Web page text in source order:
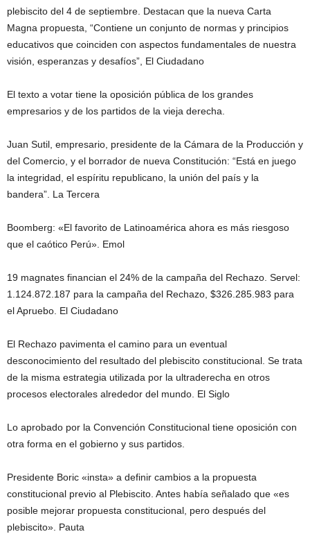
plebiscito del 4 de septiembre. Destacan que la nueva Carta
Magna propuesta, “Contiene un conjunto de normas y principios
educativos que coinciden con aspectos fundamentales de nuestra
visión, esperanzas y desafíos”, El Ciudadano
El texto a votar tiene la oposición pública de los grandes
empresarios y de los partidos de la vieja derecha.
Juan Sutil, empresario, presidente de la Cámara de la Producción y
del Comercio, y el borrador de nueva Constitución: “Está en juego
la integridad, el espíritu republicano, la unión del país y la
bandera”. La Tercera
Boomberg: «El favorito de Latinoamérica ahora es más riesgoso
que el caótico Perú». Emol
19 magnates financian el 24% de la campaña del Rechazo. Servel:
1.124.872.187 para la campaña del Rechazo, $326.285.983 para
el Apruebo. El Ciudadano
El Rechazo pavimenta el camino para un eventual
desconocimiento del resultado del plebiscito constitucional. Se trata
de la misma estrategia utilizada por la ultraderecha en otros
procesos electorales alrededor del mundo. El Siglo
Lo aprobado por la Convención Constitucional tiene oposición con
otra forma en el gobierno y sus partidos.
Presidente Boric «insta» a definir cambios a la propuesta
constitucional previo al Plebiscito. Antes había señalado que «es
posible mejorar propuesta constitucional, pero después del
plebiscito». Pauta